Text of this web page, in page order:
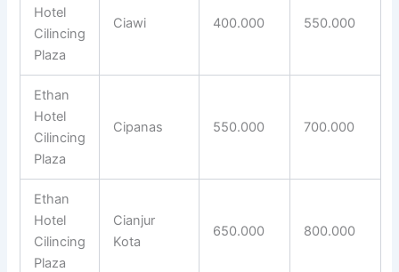
Hotel
Cilincing
Plaza
Ciawi 400.000 550.000
Ethan
Hotel
Cilincing
Plaza
Cipanas 550.000 700.000
Ethan
Hotel
Cilincing
Plaza
Cianjur
Kota
650.000 800.000